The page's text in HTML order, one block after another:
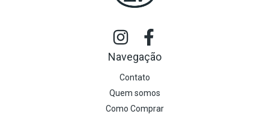
Navegação
Contato
Quem somos
Como Comprar